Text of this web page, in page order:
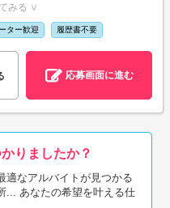
みる ∨
ター歓迎 履歴書不要
応募画面に進む
りましたか？
適なアルバイトが見つかる
... あなたの希望を叶える仕